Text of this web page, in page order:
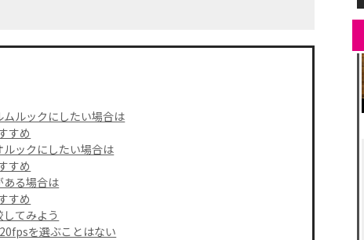
ルックにしたい場合は
すめ
ックにしたい場合は
すめ
る場合は
すめ
てみよう
を選ぶことはない